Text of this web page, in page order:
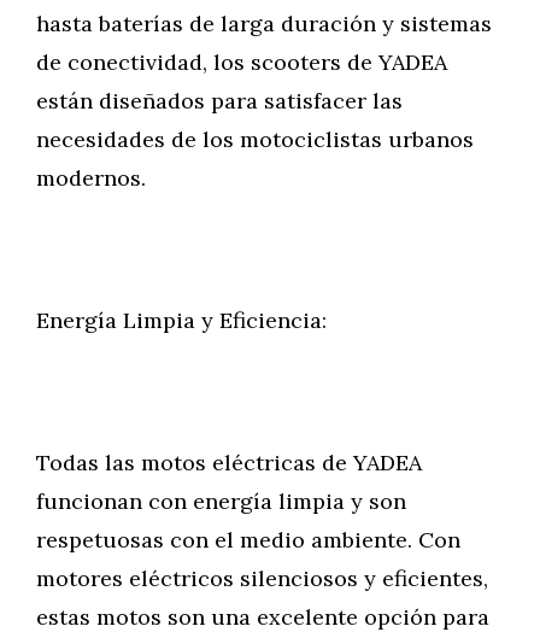
hasta baterías de larga duración y sistemas
de conectividad, los scooters de YADEA
están diseñados para satisfacer las
necesidades de los motociclistas urbanos
modernos.
Energía Limpia y Eficiencia:
Todas las motos eléctricas de YADEA
funcionan con energía limpia y son
respetuosas con el medio ambiente. Con
motores eléctricos silenciosos y eficientes,
estas motos son una excelente opción para